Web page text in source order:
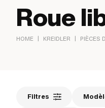
Roue
HOME | KREIDLER | PIÈCES
Filtres